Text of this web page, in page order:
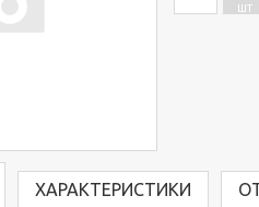
ШТ
ХАРАКТЕРИСТИКИ